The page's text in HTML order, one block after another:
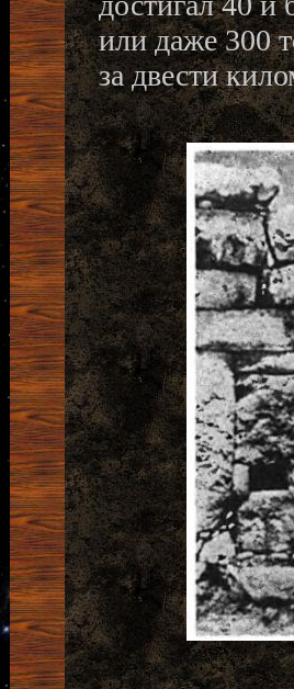
или даже 300
за двести